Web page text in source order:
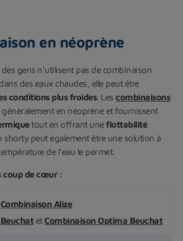
en néoprène
gens n'utilisent pas de combinaison
des eaux chaudes, elle peut être
conditions plus froides. Lescombinaisons
généralement en néoprène et fournissent
tout en offrant uneflottabilité
shorty peut également être une solution à
de l’eau le permet.
coup de cœur :
Combinaison Alize
Beuchatet Combinaison Optima Beuchat